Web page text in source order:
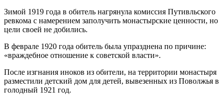
Зимой 1919 года в обитель нагрянула комиссия Путивльского
ревкома с намерением заполучить монастырские ценности, но
цели своей не добились.
В феврале 1920 года обитель была упразднена по причине:
«враждебное отношение к советской власти».
После изгнания иноков из обители, на территории монастыря
разместили детский дом для детей, вывезенных из Поволжья в
голодный 1921 год.